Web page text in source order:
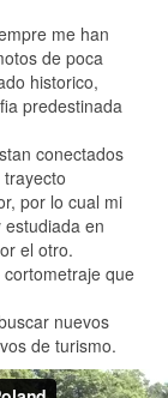
me han
de poca
historico,
predestinada
conectados
por lo cual mi
en
el otro.
que
nuevos
de turismo.